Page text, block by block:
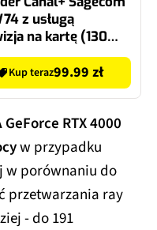
z usługą
na kartę (130
m-c na start z
+)
Kup teraz99.99 zł
RTX 4000
w przypadku
w porównaniu do
przetwarzania ray
- do 191